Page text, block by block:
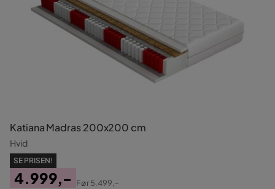
Katiana Madras 200x200 cm
Hvid
SE PRISEN!
4.999,-
Før5.499,-